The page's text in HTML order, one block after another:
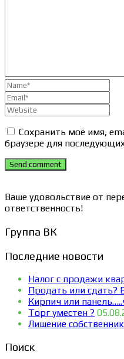
Сохранить моё имя,
браузере для
Send comment
Ваше удовольствие от
ответственность!
Группа ВК
Последние новости
Налог с продажи
Продать или сдать?
Кирпич или
Торг уместен ?
Лишение
Поиск